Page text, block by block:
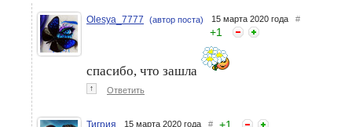
Olesya_7777 (автор поста) 15 марта 2020 года #
+1
спасибо, что зашла
↑ Ответить
15 марта 2020 года #